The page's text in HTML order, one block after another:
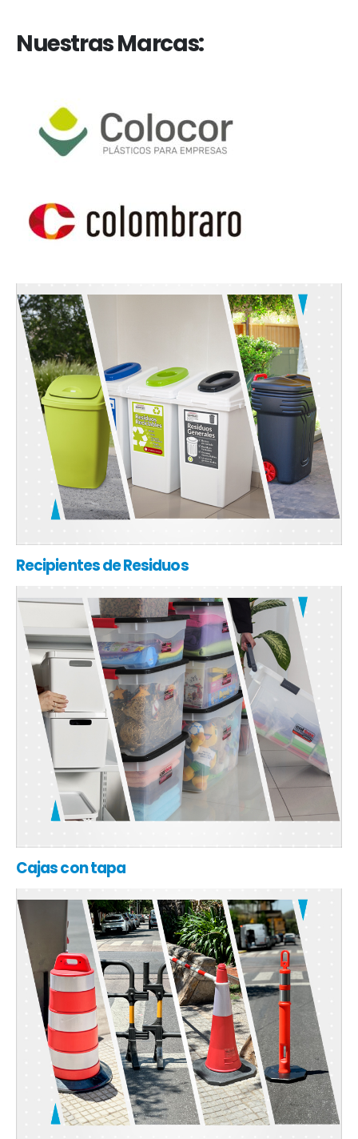
Nuestras Marcas:
Recipientes de Residuos
Cajas con tapa